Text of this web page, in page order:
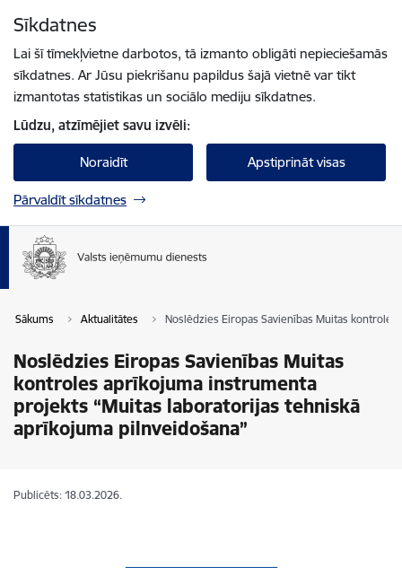
Sīkdatnes
Lai šī tīmekļvietne darbotos, tā izmanto obligāti nepieciešamās
sīkdatnes. Ar Jūsu piekrišanu papildus šajā vietnē var tikt
izmantotas statistikas un sociālo mediju sīkdatnes.
Lūdzu, atzīmējiet savu izvēli:
Noraidīt Apstiprināt visas
Pārvaldīt sīkdatnes
Sākums Aktualitātes Noslēdzies Eiropas Savienības Muitas
Noslēdzies Eiropas Savienības Muitas
kontroles aprīkojuma instrumenta
projekts “Muitas laboratorijas tehniskā
aprīkojuma pilnveidošana”
Publicēts: 18.03.2026.